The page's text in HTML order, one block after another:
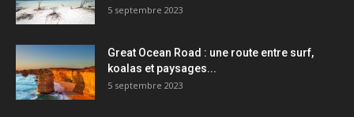
5 septembre 2023
Great Ocean Road : une route entre surf,
koalas et paysages...
5 septembre 2023